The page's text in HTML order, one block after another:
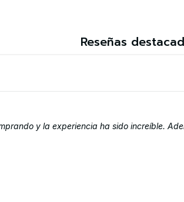
Reseñas
y la experiencia ha sido increíble.